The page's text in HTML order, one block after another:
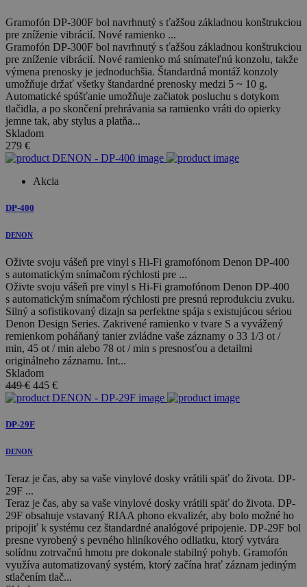
Gramofón DP-300F bol navrhnutý s ťažšou základnou konštrukciou
pre zníženie vibrácií. Nové ramienko ...
Gramofón DP-300F bol navrhnutý s ťažšou základnou konštrukciou
pre zníženie vibrácií. Nové ramienko má snímateľnú konzolu, takže
výmena prenosky je jednoduchšia. Štandardná montáž konzoly
umožňuje držať všetky štandardné prenosky medzi 5 ~ 10 g.
Automatické spúšťanie umožňuje začiatok posluchu s dotykom
tlačidla, a po skončení prehrávania sa ramienko vráti do opierky
jemne tak, aby stylus a platňa...
Skladom
279 €
Akcia
DP-400
DENON
Oživte svoju vášeň pre vinyl s Hi-Fi gramofónom Denon DP-400
s automatickým snímačom rýchlosti pre ...
Oživte svoju vášeň pre vinyl s Hi-Fi gramofónom Denon DP-400
s automatickým snímačom rýchlosti pre presnú reprodukciu zvuku.
Silný a sofistikovaný dizajn sa perfektne spája s existujúcou sériou
Denon Design Series. Zakrivené ramienko v tvare S a vyvážený
remienkom poháňaný tanier zvládne vaše záznamy o 33 1/3 ot /
min, 45 ot / min alebo 78 ot / min s presnosťou a detailmi
originálneho záznamu. Int...
Skladom
449 € 445 €
DP-29F
DENON
Teraz je čas, aby sa vaše vinylové dosky vrátili späť do života. DP-
29F ...
Teraz je čas, aby sa vaše vinylové dosky vrátili späť do života. DP-
29F obsahuje vstavaný RIAA phono ekvalizér, aby bolo možné ho
pripojiť k systému cez štandardné analógové pripojenie. DP-29F bol
presne vyrobený s pevného hliníkového odliatku, ktorý vytvára
solídnu zotrvačnú hmotu pre dokonale stabilný pohyb. Gramofón
využíva automatizovaný systém, ktorý začína hrať záznam jediným
stlačením tlač...